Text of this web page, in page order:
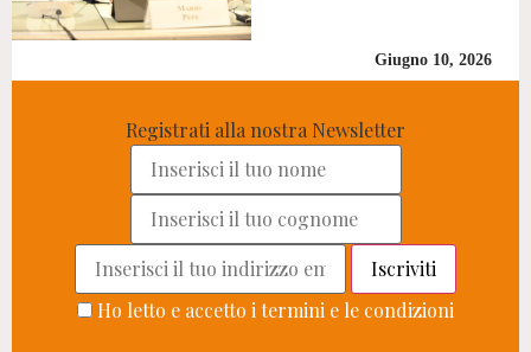
Giugno 10, 2026
Registrati alla nostra Newsletter
Ho letto e accetto i termini e le condizioni